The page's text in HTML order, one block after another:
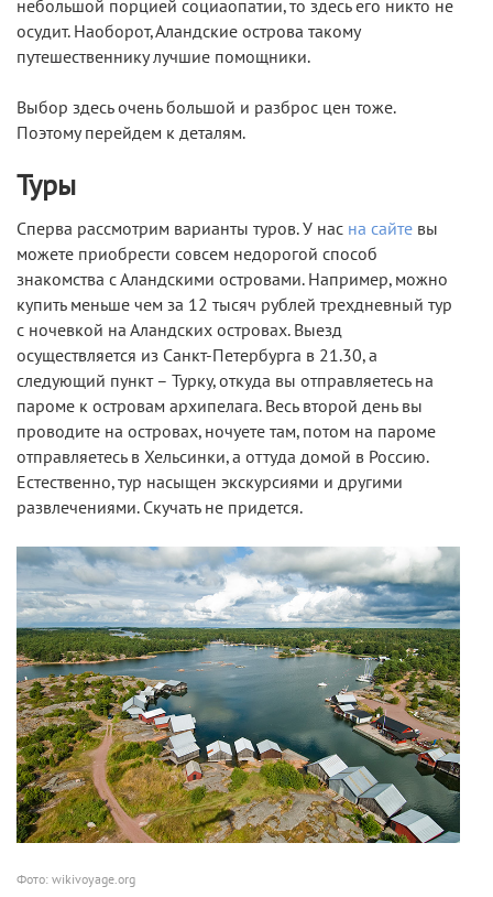
небольшой порцией социаопатии, то здесь его никто не
осудит. Наоборот, Аландские острова такому
путешественнику лучшие помощники.
Выбор здесь очень большой и разброс цен тоже.
Поэтому перейдем к деталям.
Туры
Сперва рассмотрим варианты туров. У нас на сайте вы
можете приобрести совсем недорогой способ
знакомства с Аландскими островами. Например, можно
купить меньше чем за 12 тысяч рублей трехдневный тур
с ночевкой на Аландских островах. Выезд
осуществляется из Санкт-Петербурга в 21.30, а
следующий пункт – Турку, откуда вы отправляетесь на
пароме к островам архипелага. Весь второй день вы
проводите на островах, ночуете там, потом на пароме
отправляетесь в Хельсинки, а оттуда домой в Россию.
Естественно, тур насыщен экскурсиями и другими
развлечениями. Скучать не придется.
Фото: wikivoyage.org